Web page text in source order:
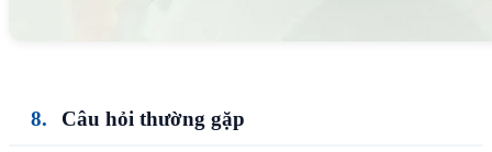
Câu hỏi thường gặp